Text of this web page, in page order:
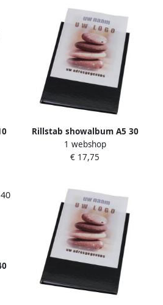
Rillstab showalbum A5 30
tassen zwart
1 webshop
€ 17,75